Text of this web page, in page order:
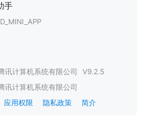
手
讯计算机系统有限公司 V9.2.5
讯计算机系统有限公司
应用权限 隐私政策 简介